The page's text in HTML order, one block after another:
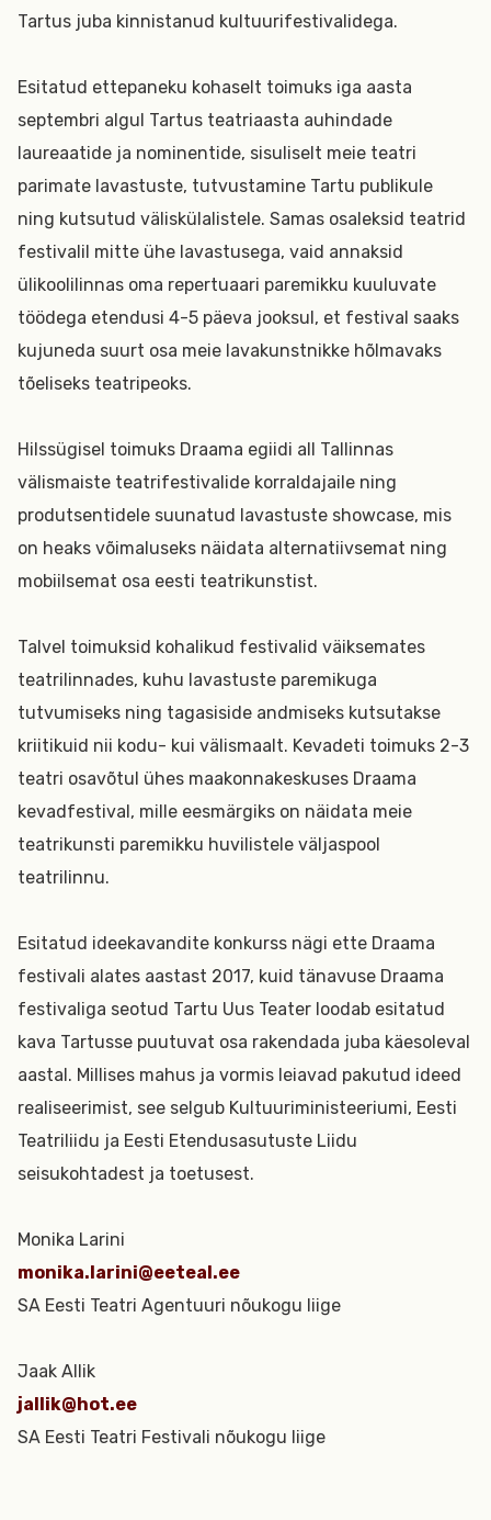
Tartus juba kinnistanud kultuurifestivalidega.
Esitatud ettepaneku kohaselt toimuks iga aasta
septembri algul Tartus teatriaasta auhindade
laureaatide ja nominentide, sisuliselt meie teatri
parimate lavastuste, tutvustamine Tartu publikule
ning kutsutud väliskülalistele. Samas osaleksid teatrid
festivalil mitte ühe lavastusega, vaid annaksid
ülikoolilinnas oma repertuaari paremikku kuuluvate
töödega etendusi 4-5 päeva jooksul, et festival saaks
kujuneda suurt osa meie lavakunstnikke hõlmavaks
tõeliseks teatripeoks.
Hilssügisel toimuks Draama egiidi all Tallinnas
välismaiste teatrifestivalide korraldajaile ning
produtsentidele suunatud lavastuste showcase, mis
on heaks võimaluseks näidata alternatiivsemat ning
mobiilsemat osa eesti teatrikunstist.
Talvel toimuksid kohalikud festivalid väiksemates
teatrilinnades, kuhu lavastuste paremikuga
tutvumiseks ning tagasiside andmiseks kutsutakse
kriitikuid nii kodu- kui välismaalt. Kevadeti toimuks 2-3
teatri osavõtul ühes maakonnakeskuses Draama
kevadfestival, mille eesmärgiks on näidata meie
teatrikunsti paremikku huvilistele väljaspool
teatrilinnu.
Esitatud ideekavandite konkurss nägi ette Draama
festivali alates aastast 2017, kuid tänavuse Draama
festivaliga seotud Tartu Uus Teater loodab esitatud
kava Tartusse puutuvat osa rakendada juba käesoleval
aastal. Millises mahus ja vormis leiavad pakutud ideed
realiseerimist, see selgub Kultuuriministeeriumi, Eesti
Teatriliidu ja Eesti Etendusasutuste Liidu
seisukohtadest ja toetusest.
Monika Larini
monika.larini@eeteal.ee
SA Eesti Teatri Agentuuri nõukogu liige
Jaak Allik
jallik@hot.ee
SA Eesti Teatri Festivali nõukogu liige